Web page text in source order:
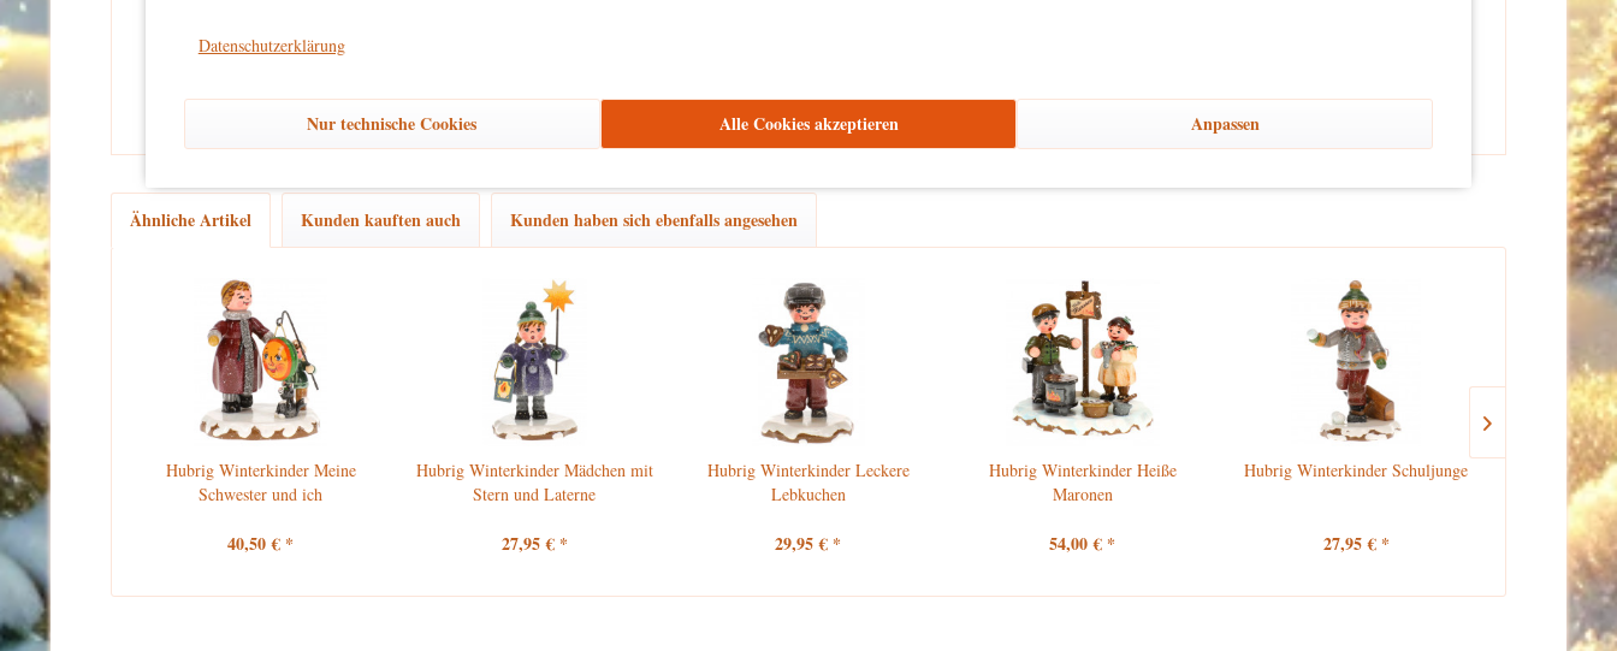
Dieses Produkt istkein Spielzeug
Ähnliche Artikel Kunden kauften auch Kunden haben sich ebenfalls angesehen
Hubrig Winterkinder Meine
Schwester und ich
40,50 € *
Hubrig Winterkinder Mädchen mit
Stern und Laterne
27,95 € *
Hubrig Winterkinder Leckere
Lebkuchen
29,95 € *
Hubrig Winterkinder Heiße
Maronen
54,00 € *
Hubrig Winterkinder Schuljunge
27,95 € *
Datenschutzerklärung
Nur technische Cookies Alle Cookies akzeptieren Anpassen